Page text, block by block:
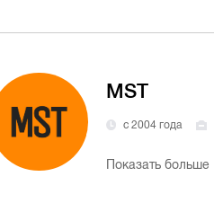
MST
с 2004 года
Показать больше